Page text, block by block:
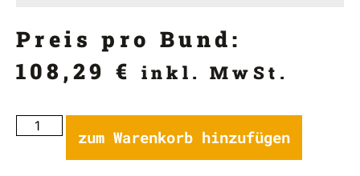
Preis pro Bund:
108,29 € inkl. MwSt.
zum Warenkorb hinzufügen